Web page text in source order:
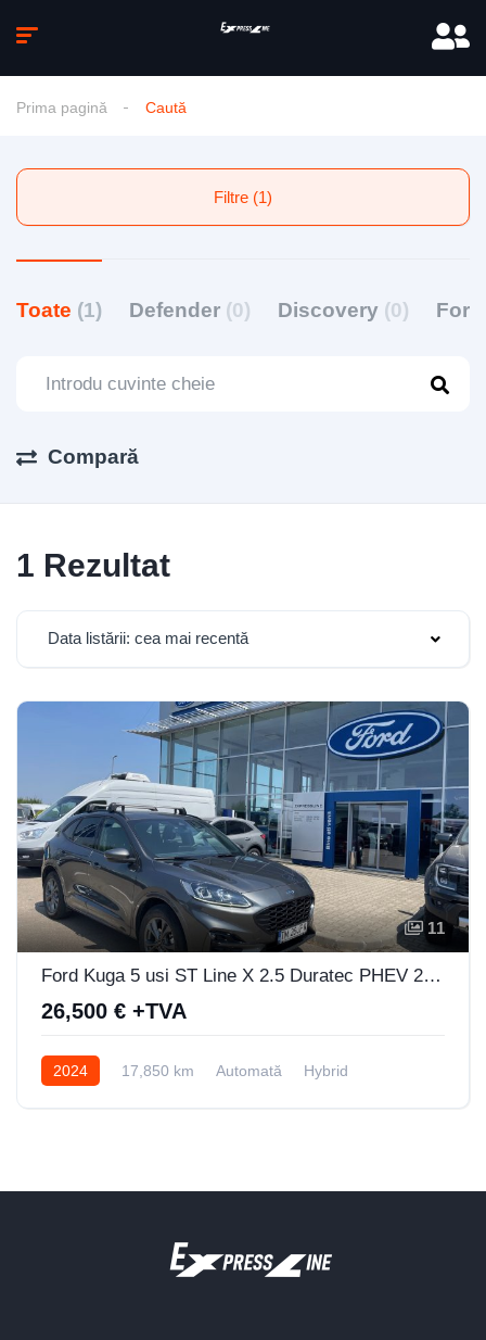
Prima pagină Caută
Filtre (1)
Toate (1) Defender (0) Discovery (0)
Compară
1 Rezultat
Data listării: cea mai recentă
11
Ford Kuga 5 usi ST Line X 2.5 Duratec PHEV 225 CP AT
26,500 € +TVA
2024 17,850 km Automată
Hybrid